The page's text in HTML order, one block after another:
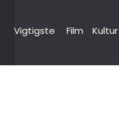
Vigtigste Film Kultur